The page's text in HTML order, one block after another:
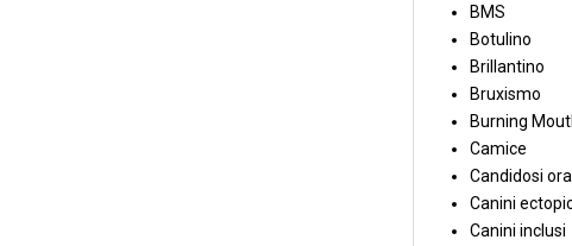
BMS
Botulino
Brillantino
Bruxismo
Burning
Camice
Candidosi
Canini
Canini inclusi